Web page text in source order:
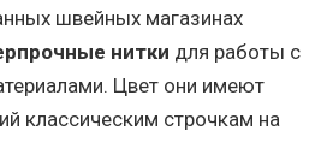
швейных магазинах
нитки для работы с
Цвет они имеют
классическим строчкам на